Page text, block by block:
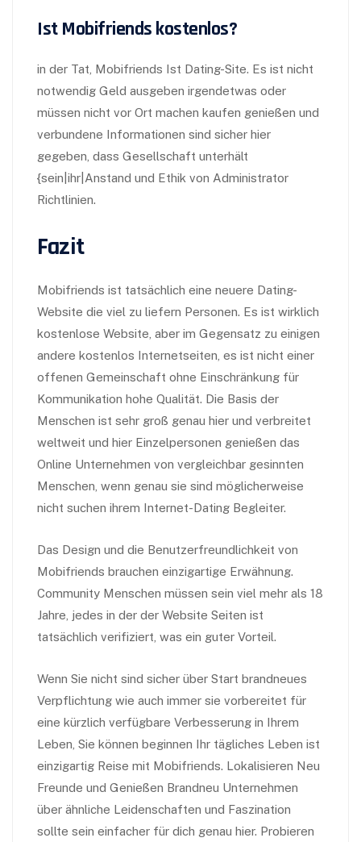
Ist Mobifriends kostenlos?
in der Tat, Mobifriends Ist Dating-Site. Es ist nicht
notwendig Geld ausgeben irgendetwas oder
müssen nicht vor Ort machen kaufen genießen und
verbundene Informationen sind sicher hier
gegeben, dass Gesellschaft unterhält
{sein|ihr|Anstand und Ethik von Administrator
Richtlinien.
Fazit
Mobifriends ist tatsächlich eine neuere Dating-
Website die viel zu liefern Personen. Es ist wirklich
kostenlose Website, aber im Gegensatz zu einigen
andere kostenlos Internetseiten, es ist nicht einer
offenen Gemeinschaft ohne Einschränkung für
Kommunikation hohe Qualität. Die Basis der
Menschen ist sehr groß genau hier und verbreitet
weltweit und hier Einzelpersonen genießen das
Online Unternehmen von vergleichbar gesinnten
Menschen, wenn genau sie sind möglicherweise
nicht suchen ihrem Internet-Dating Begleiter.
Das Design und die Benutzerfreundlichkeit von
Mobifriends brauchen einzigartige Erwähnung.
Community Menschen müssen sein viel mehr als 18
Jahre, jedes in der der Website Seiten ist
tatsächlich verifiziert, was ein guter Vorteil.
Wenn Sie nicht sind sicher über Start brandneues
Verpflichtung wie auch immer sie vorbereitet für
eine kürzlich verfügbare Verbesserung in Ihrem
Leben, Sie können beginnen Ihr tägliches Leben ist
einzigartig Reise mit Mobifriends. Lokalisieren Neu
Freunde und Genießen Brandneu Unternehmen
über ähnliche Leidenschaften und Faszination
sollte sein einfacher für dich genau hier. Probieren